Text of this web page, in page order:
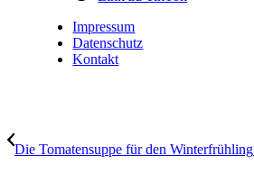
Impressum
Datenschutz
Kontakt
Die Tomatensuppe für den Winterfrühling